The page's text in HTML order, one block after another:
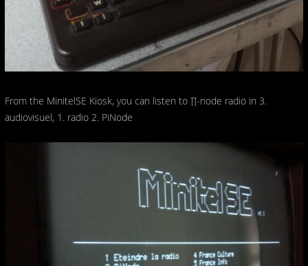
From the MinitelSE Kiosk, you can listen to ∏-node radio in 3.
audiovisuel, 1. radio 2. PiNode